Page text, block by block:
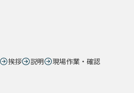
挨拶 説明 現場作業・確認